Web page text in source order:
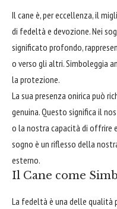
Il cane è, per eccellenza, il
di fedeltà e devozione. Nei
significato profondo,
o verso gli altri. Simboleggia
la protezione.
La sua presenza onirica può
genuina. Questo significa il
o la nostra capacità di offrire
sogno è un riflesso della
esterno.
Il Cane come
La fedeltà è una delle qualità